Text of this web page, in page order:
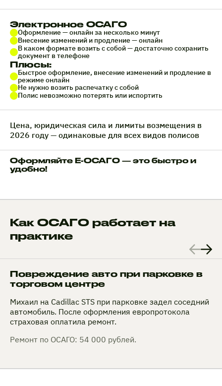
Электронное ОСАГО
Оформление — онлайн за несколько минут
Внесение изменений и продление — онлайн
В каком формате возить с собой — достаточно сохранить
документ в телефоне
Плюсы:
Быстрое оформление, внесение изменений и продление в
режиме онлайн
Не нужно возить распечатку с собой
Полис невозможно потерять или испортить
Цена, юридическая сила и лимиты возмещения в
2026 году — одинаковые для всех видов полисов
Оформляйте Е-ОСАГО — это быстро и
удобно!
Как ОСАГО работает на
практике
Повреждение авто при парковке в
торговом центре
Михаил на Cadillac STS при парковке задел соседний
автомобиль. После оформления европротокола
страховая оплатила ремонт.
Ремонт по ОСАГО: 54 000 рублей.